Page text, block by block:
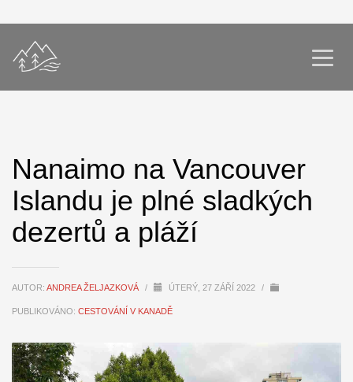
Nanaimo na Vancouver
Islandu je plné sladkých
dezertů a pláží
AUTOR: ANDREA ŽELJAZKOVÁ / ÚTERÝ, 27 ZÁŘÍ 2022 /
PUBLIKOVÁNO: CESTOVÁNÍ V KANADĚ